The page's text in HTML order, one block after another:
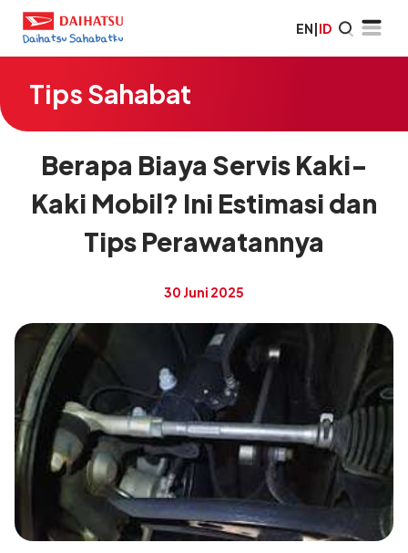
EN|ID
Tips Sahabat
Berapa Biaya Servis Kaki-
Kaki Mobil? Ini Estimasi dan
Tips Perawatannya
30 Juni 2025